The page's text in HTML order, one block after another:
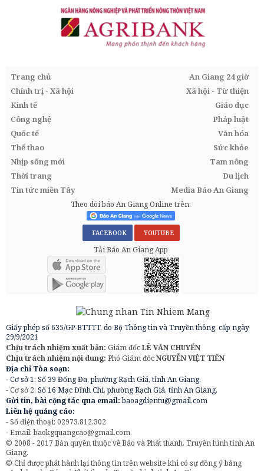
Trang chủ
An Giang 24 giờ
Chính trị - Xã hội
Xã hội - Từ thiện
Kinh tế
Giáo dục
Công nghệ
Pháp luật
Quốc tế
Văn hóa
Thể thao
Sức khỏe
Nhịp sống mới
Tam nông
Thời trang
Du lịch
Tin tức miền Tây
Media Báo An Giang
Theo dõi báo An Giang Online trên:
FACEBOOK YOUTUBE
Tải Báo An Giang App
Giấy phép số 635/GP-BTTTT, do Bộ Thông tin và Truyền thông, cấp ngày
29/9/2021
Chịu trách nhiệm xuất bản: Giám đốcLÊ VĂN CHUYỂN
Chịu trách nhiệm nội dung: Phó Giám đốcNGUYỄN VIỆT TIẾN
Địa chỉ Tòa soạn:
- Cơ sở 1: Số 39 Đống Đa, phường Rạch Giá, tỉnh An Giang.
- Cơ sở 2: Số 16 Mạc Đĩnh Chi, phường Rạch Giá, tỉnh An Giang.
Gửi tin, bài cộng tác qua email:baoagdientu@gmail.com
Liên hệ quảng cáo:
- Số điện thoại: 02973.812.302
- Email:baokgquangcao@gmail.com
© 2008 - 2017 Bản quyền thuộc về Báo và Phát thanh, Truyền hình tỉnh An
Giang.
© Chỉ được phát hành lại thông tin trên website khi có sự đồng ý bằng